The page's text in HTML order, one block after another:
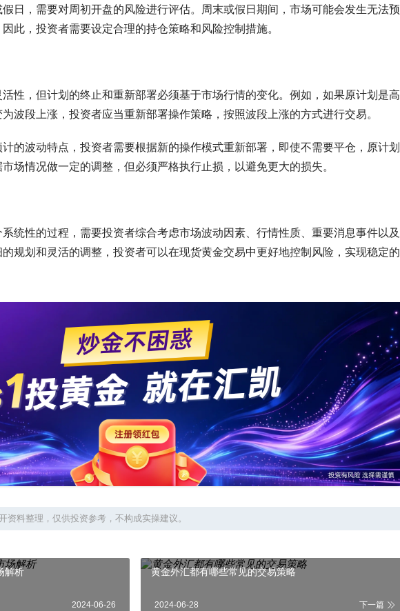
日，需要对周初开盘的风险进行评估。周末或假日期间，市场可能会发生无法
此，投资者需要设定合理的持仓策略和风险控制措施。
性，但计划的终止和重新部署必须基于市场行情的变化。例如，如果原计划是
波段上涨，投资者应当重新部署操作策略，按照波段上涨的方式进行交易。
的波动特点，投资者需要根据新的操作模式重新部署，即使不需要平仓，原计
场情况做一定的调整，但必须严格执行止损，以避免更大的损失。
统性的过程，需要投资者综合考虑市场波动因素、行情性质、重要消息事件以
规划和灵活的调整，投资者可以在现货黄金交易中更好地控制风险，实现稳定
资料整理，仅供投资参考，不构成实操建议。
解析
2024-06-26
黄金外汇都有哪些常见的交易策略
2024-06-28 下一篇